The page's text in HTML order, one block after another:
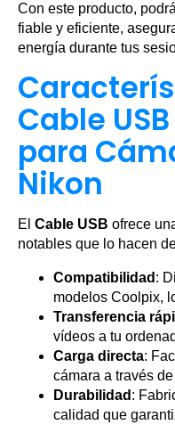
Con este producto,
fiable y eficiente,
energía durante tus
Cable
para
Nikon
El Cable USB ofrece
notables que lo hacen
Compatibilidad :
modelos Coolpix,
Transferencia
vídeos a tu
Carga directa:
cámara a través
Durabilidad :
calidad que